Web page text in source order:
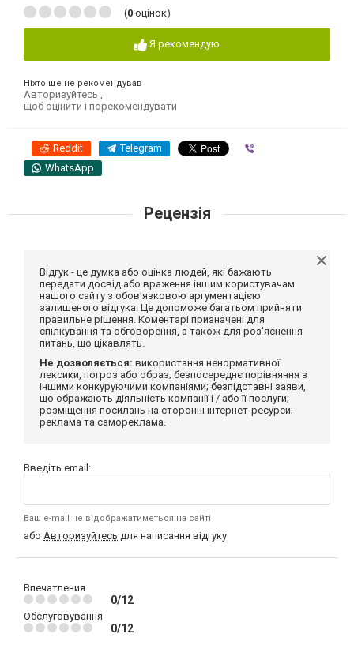
(0 оцінок)
Я рекомендую
Ніхто ще не рекомендував
Авторизуйтесь
щоб оцінити і порекомендувати
Reddit Telegram
WhatsApp
Рецензія
Відгук - це думка або оцінка людей, які бажають
передати досвід або враження іншим користувачам
нашого сайту з обов'язковою аргументацією
залишеного відгука. Це допоможе багатьом прийняти
правильне рішення. Коментарі призначені для
спілкування та обговорення, а також для роз'яснення
питань, що цікавлять.
Не дозволяється: використання ненормативної
лексики, погроз або образ; безпосереднє порівняння з
іншими конкуруючими компаніями; безпідставні заяви,
що ображають діяльність компанії і / або її послуги;
розміщення посилань на сторонні інтернет-ресурси;
реклама та самореклама.
Введіть email:
Ваш e-mail не відображатиметься на сайті
або Авторизуйтесь для написання відгуку
Впечатления
0/12
Обслуговування
0/12